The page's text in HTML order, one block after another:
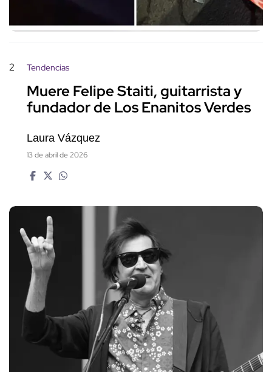
2 Tendencias
Muere Felipe Staiti, guitarrista y
fundador de Los Enanitos Verdes
Laura Vázquez
13 de abril de 2026